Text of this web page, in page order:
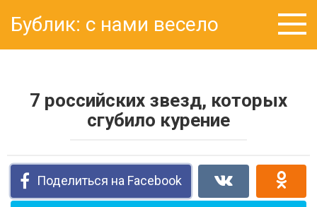
контенту
Бублик: с нами весело
7 российских звезд, которых
сгубило курение
Поделиться на Facebook